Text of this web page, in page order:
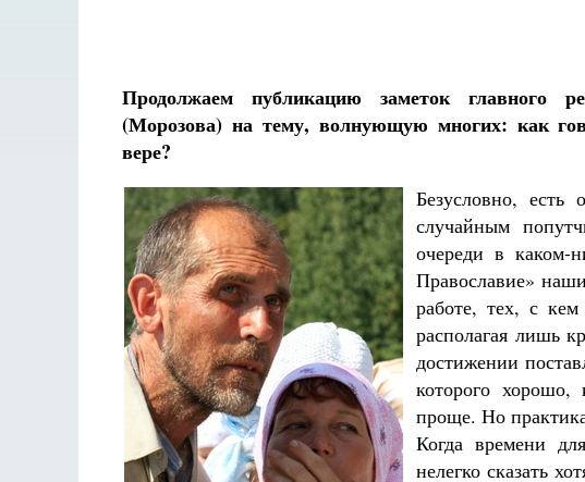
Продолжаем публикацию заметок главного
(Морозова) на тему, волнующую многих: как
вере?
Безусловно, есть
случайным
очереди в каком-
Православие»
работе, тех, с
располагая лишь
достижении
которого
проще. Но
Когда времени
нелегко сказать
Разлуки не будет
Как найти своё
Кирилл